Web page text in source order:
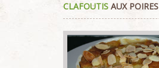
utilisateur:5/5
CLAFOUTIS AUX